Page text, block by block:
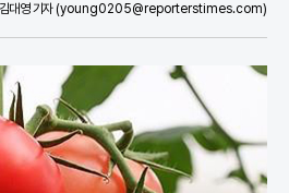
김대영 기자 (young0205@reporterstimes.com)